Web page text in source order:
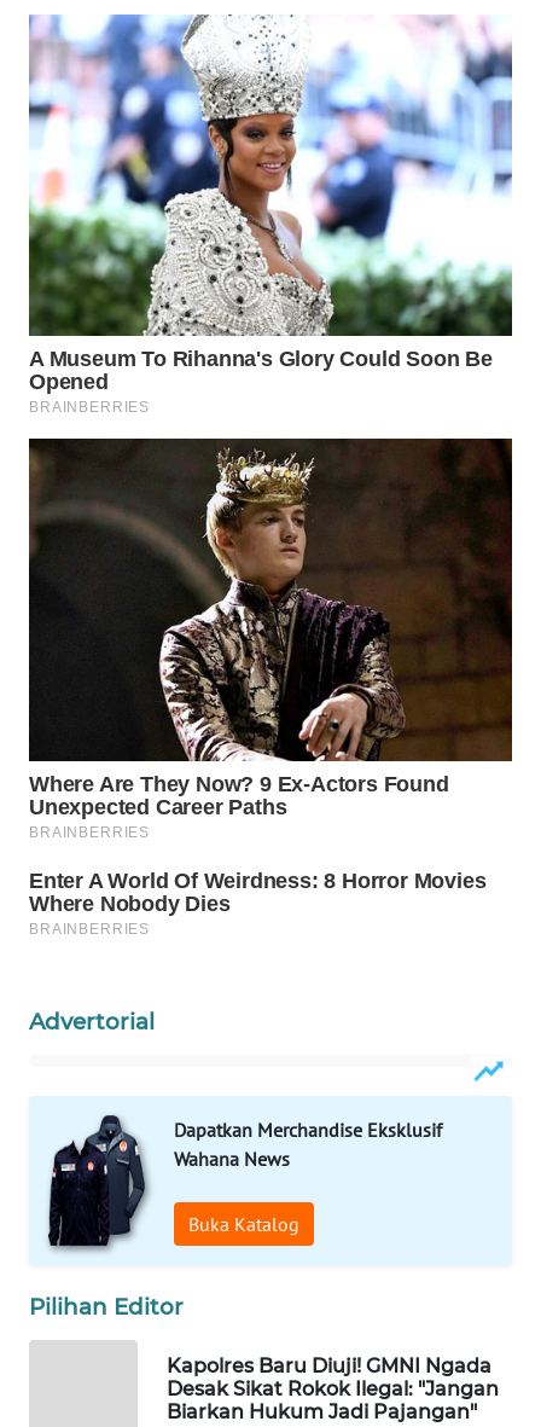
Advertorial
Dapatkan Merchandise Eksklusif
Wahana News
Buka Katalog
Pilihan Editor
Kapolres Baru Diuji! GMNI Ngada
Desak Sikat Rokok Ilegal: "Jangan
Biarkan Hukum Jadi Pajangan"
BORNEO
Wahana
Media
Group
WAHANA
NEWS
WAHANA
TANI
WAHANA
ADVOKAT
WAHANA
WAHANA
WAHANA
TV
WAHANANEWS
ID
NET
WAHANA
SPORT
WAHANA
UMKM
WAHANA